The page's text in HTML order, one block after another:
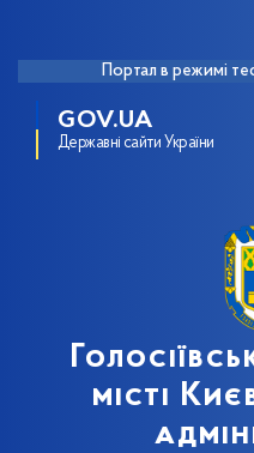
Портал в режимі
GOV.UA
Державні сайти України
місті